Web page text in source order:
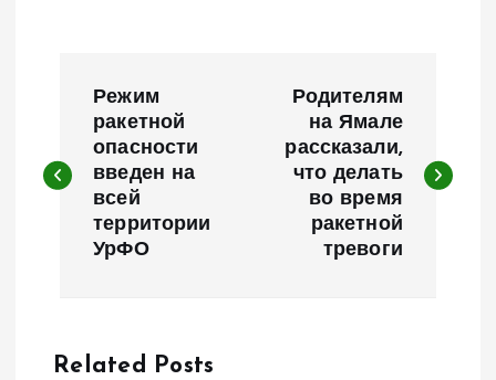
в
а
Режим
ракетной
опасности
введен на
всей
территории
УрФО
Родителям
на Ямале
рассказали,
что делать
во время
ракетной
тревоги
Related Posts